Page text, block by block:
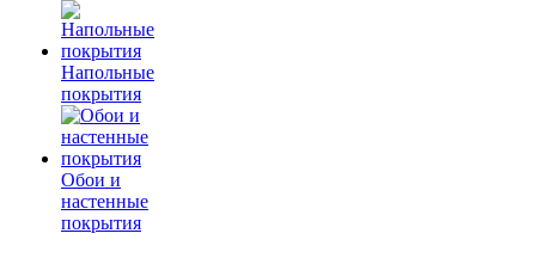
Напольные
покрытия
Обои и
настенные
покрытия